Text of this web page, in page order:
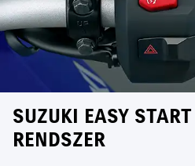
SUZUKI EASY START
RENDSZER